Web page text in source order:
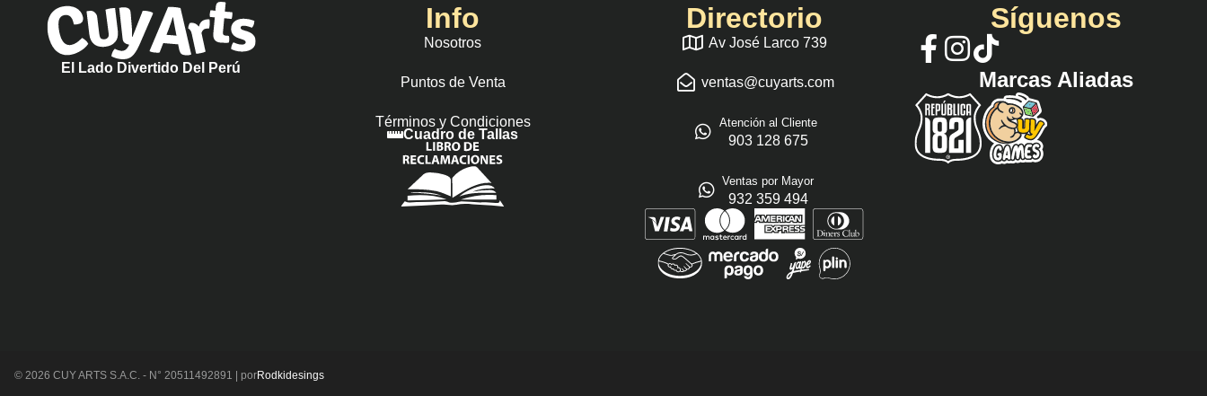
El Lado Divertido Del Perú
Info
Nosotros
Puntos de Venta
Términos y Condiciones
Cuadro de Tallas
Directorio
Av José Larco 739
ventas@cuyarts.com
Atención al Cliente
903 128 675
Ventas por Mayor
932 359 494
Síguenos
Marcas Aliadas
© 2026 CUY ARTS S.A.C. - N° 20511492891 | porRodkidesings